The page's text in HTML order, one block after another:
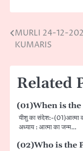
Post
MURLI 24-12-
KUMARIS
Related
(01)When is
यीशु का संदेश:-(01)आत्मा
अध्याय : आत्मा का जन्म…
(02)Who is the